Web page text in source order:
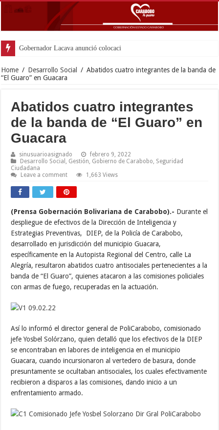
Gobernador Lacava anunció colocación de más de m
Home / Desarrollo Social / Abatidos cuatro integrantes de la banda de
“El Guaro” en Guacara
Abatidos cuatro integrantes
de la banda de “El Guaro” en
Guacara
sinusuarioasignado
febrero 9, 2022
Desarrollo Social
Gestión Gobierno de Carabobo Seguridad
Ciudadana
Leave a comment
1,663 Views
(Prensa Gobernación Bolivariana de Carabobo).- Durante el
despliegue de efectivos de la Dirección de Inteligencia y
Estrategias Preventivas, DIEP, de la Policía de Carabobo,
desarrollado en jurisdicción del municipio Guacara,
específicamente en la Autopista Regional del Centro, calle La
Alegría, resultaron abatidos cuatro antisociales pertenecientes a la
banda de “El Guaro”, quienes atacaron a las comisiones policiales
con armas de fuego, recuperadas en la actuación.
Así lo informó el director general de PoliCarabobo, comisionado
jefe Yosbel Solórzano, quien detalló que los efectivos de la DIEP
se encontraban en labores de inteligencia en el municipio
Guacara, cuando incursionaron al vertedero de basura, donde
presuntamente se ocultaban antisociales, los cuales efectivamente
recibieron a disparos a las comisiones, dando inicio a un
enfrentamiento armado.